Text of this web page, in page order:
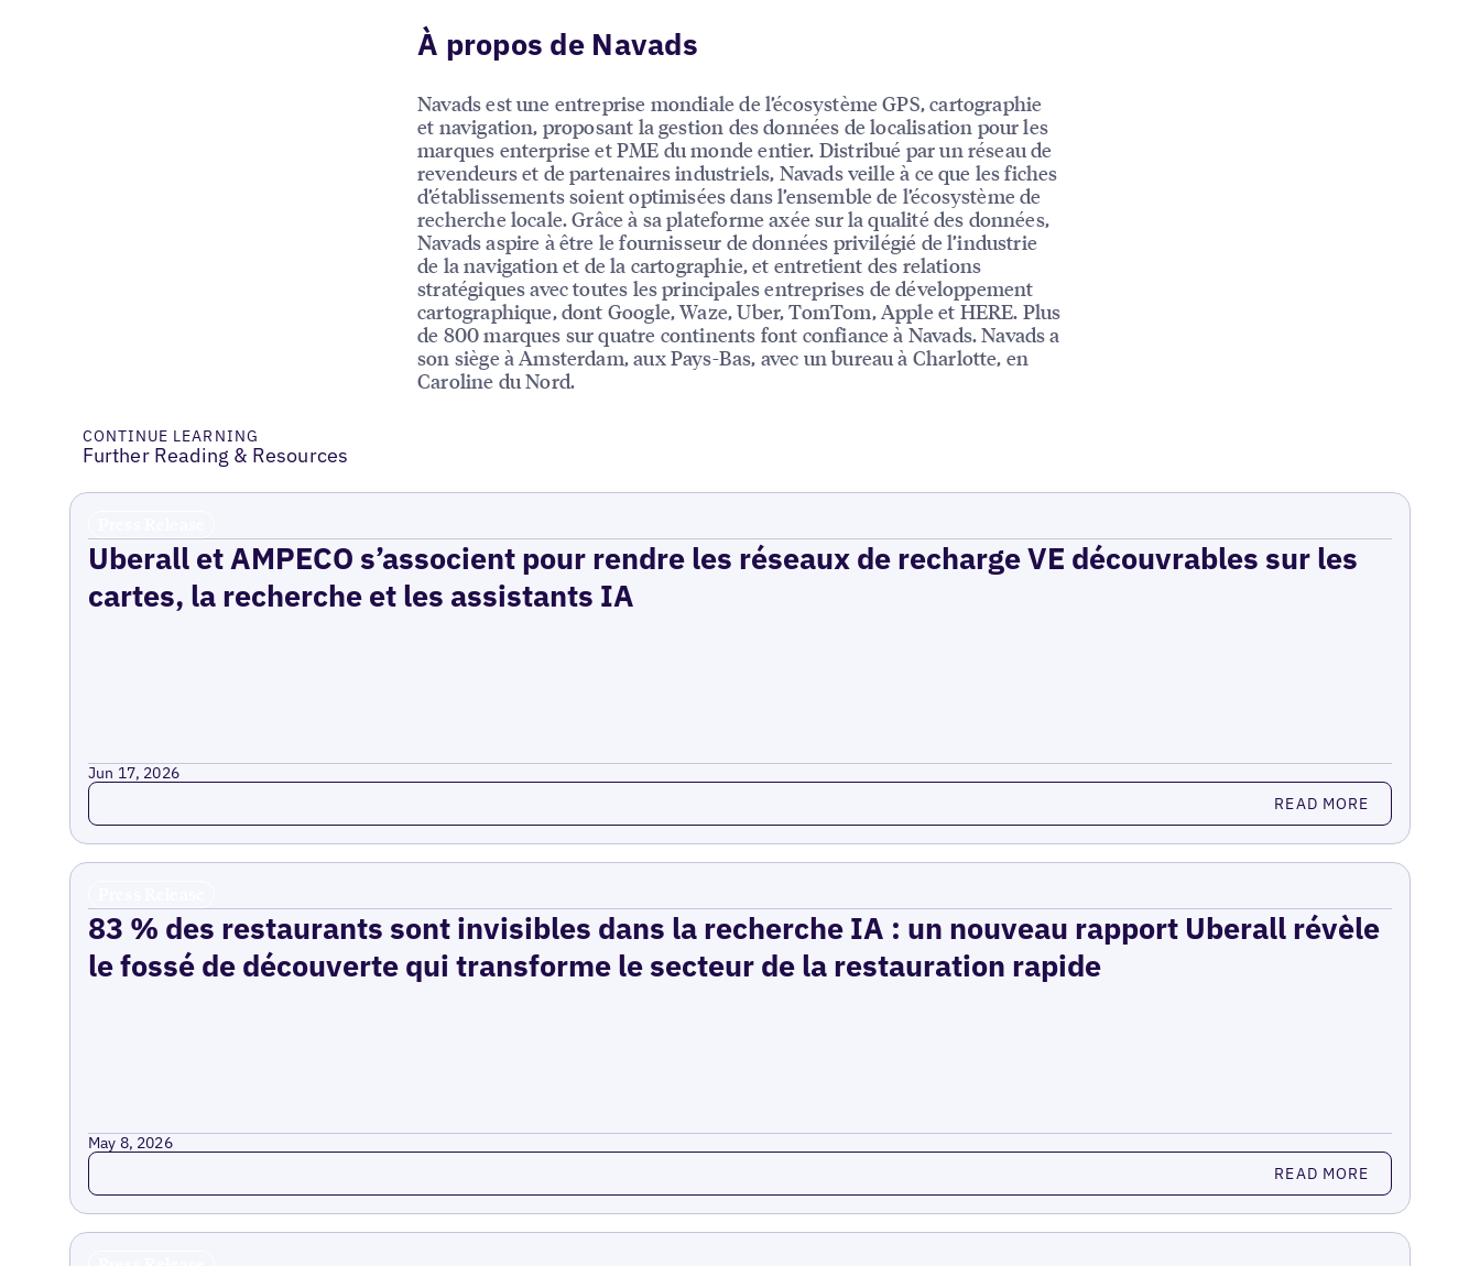
À propos de Navads
Navads est une entreprise mondiale de l’écosystème GPS, cartographie
et navigation, proposant la gestion des données de localisation pour les
marques enterprise et PME du monde entier. Distribué par un réseau de
revendeurs et de partenaires industriels, Navads veille à ce que les fiches
d’établissements soient optimisées dans l’ensemble de l’écosystème de
recherche locale. Grâce à sa plateforme axée sur la qualité des données,
Navads aspire à être le fournisseur de données privilégié de l’industrie
de la navigation et de la cartographie, et entretient des relations
stratégiques avec toutes les principales entreprises de développement
cartographique, dont Google, Waze, Uber, TomTom, Apple et HERE. Plus
de 800 marques sur quatre continents font confiance à Navads. Navads a
son siège à Amsterdam, aux Pays-Bas, avec un bureau à Charlotte, en
Caroline du Nord.
CONTINUE LEARNING
Further Reading & Resources
Uberall et AMPECO s’associent pour rendre les réseaux de recharge VE découvrables sur les
cartes, la recherche et les assistants IA
Jun 17, 2026
Read more READ MORE
83 % des restaurants sont invisibles dans la recherche IA : un nouveau rapport Uberall révèle
le fossé de découverte qui transforme le secteur de la restauration rapide
May 8, 2026
Read more READ MORE